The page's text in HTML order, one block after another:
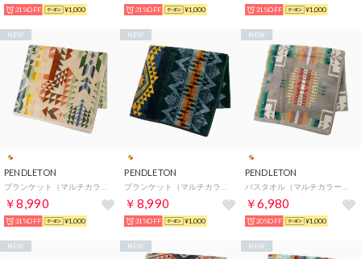
31%OFF ¥1,000 31%OFF ¥1,000 31%OFF ¥1,000
PENDLETON
￥8,990
NEW
31%OFF ¥1,000
PENDLETON
￥8,990
NEW
31%OFF ¥1,000
PENDLETON
￥6,980
NEW
20%OFF ¥1,000
NEW NEW NEW